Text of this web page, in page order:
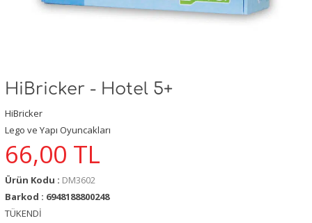
HiBricker - Hotel 5+
HiBricker
Lego ve Yapı Oyuncakları
66,00 TL
Ürün Kodu : DM3602
Barkod : 6948188800248
TÜKENDİ